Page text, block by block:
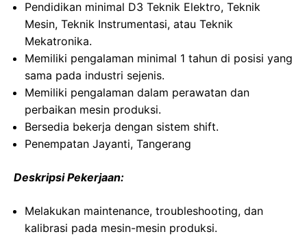
Pendidikan minimal D3 Teknik Elektro, Teknik
Mesin, Teknik Instrumentasi, atau Teknik
Mekatronika.
Memiliki pengalaman minimal 1 tahun di posisi yang
sama pada industri sejenis.
Memiliki pengalaman dalam perawatan dan
perbaikan mesin produksi.
Bersedia bekerja dengan sistem shift.
Penempatan Jayanti, Tangerang
Deskripsi Pekerjaan:
Melakukan maintenance, troubleshooting, dan
kalibrasi pada mesin-mesin produksi.